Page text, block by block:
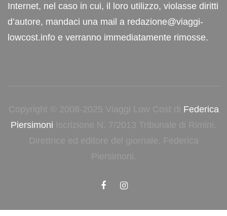
Internet, nel caso in cui, il loro utilizzo, violasse diritti
d’autore, mandaci una mail a redazione@viaggi-
lowcost.info e verranno immediatamente rimosse.
Copyright © 2008-2025 Viaggi Low Cost di Federica
Piersimoni Iscrizione N. 7/2013 Tribunale di Rimini.
Direttrice ed editore del giornale, Federica
Piersimoni.